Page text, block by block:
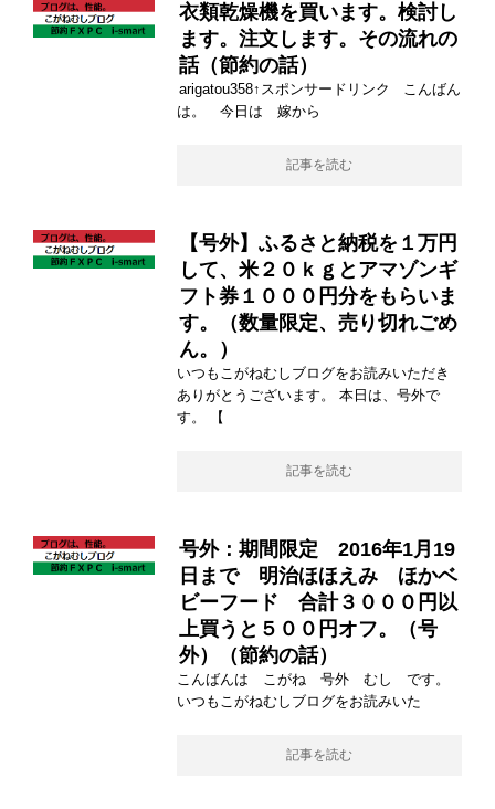
衣類乾燥機を買います。検討し
ます。注文します。その流れの
話（節約の話）
arigatou358↑スポンサードリンク こんばん
は。 今日は 嫁から
記事を読む
【号外】ふるさと納税を１万円
して、米２０ｋｇとアマゾンギ
フト券１０００円分をもらいま
す。（数量限定、売り切れごめ
ん。）
いつもこがねむしブログをお読みいただき
ありがとうございます。 本日は、号外で
す。 【
記事を読む
号外：期間限定 2016年1月19
日まで 明治ほほえみ ほかベ
ビーフード 合計３０００円以
上買うと５００円オフ。（号
外）（節約の話）
こんばんは こがね 号外 むし です。
いつもこがねむしブログをお読みいた
記事を読む